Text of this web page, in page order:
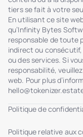
tiers se fait à votre
En utilisant ce site
qu’Infinity Bytes
responsable de toute
indirect ou
ou des services. Si
responsabilité,
web. Pour plus
Politique de
Politique relative aux